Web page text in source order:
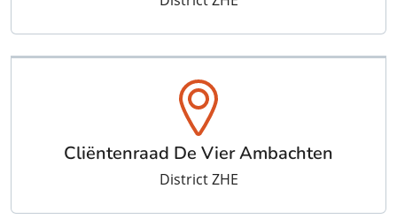
Cliëntenraad De Vier Ambachten
District ZHE